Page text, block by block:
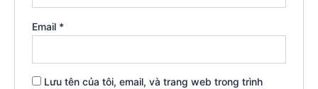
Email *
Lưu tên của tôi, email, và trang web trong trình